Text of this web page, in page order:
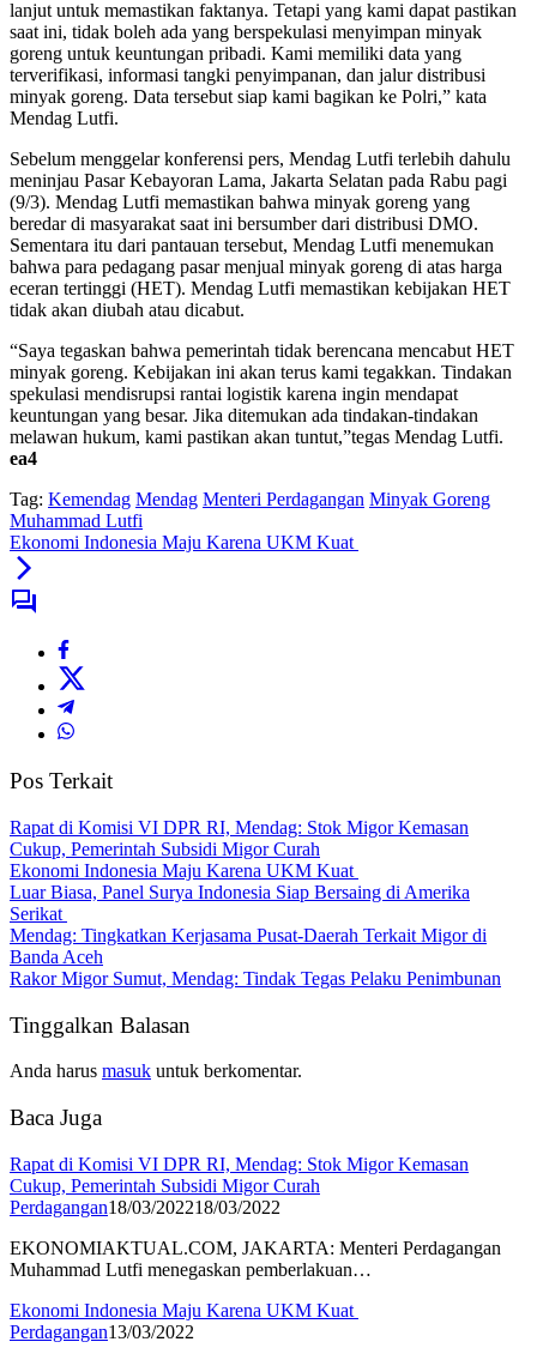
lanjut untuk memastikan faktanya. Tetapi yang kami dapat pastikan
saat ini, tidak boleh ada yang berspekulasi menyimpan minyak
goreng untuk keuntungan pribadi. Kami memiliki data yang
terverifikasi, informasi tangki penyimpanan, dan jalur distribusi
minyak goreng. Data tersebut siap kami bagikan ke Polri,” kata
Mendag Lutfi.
Sebelum menggelar konferensi pers, Mendag Lutfi terlebih dahulu
meninjau Pasar Kebayoran Lama, Jakarta Selatan pada Rabu pagi
(9/3). Mendag Lutfi memastikan bahwa minyak goreng yang
beredar di masyarakat saat ini bersumber dari distribusi DMO.
Sementara itu dari pantauan tersebut, Mendag Lutfi menemukan
bahwa para pedagang pasar menjual minyak goreng di atas harga
eceran tertinggi (HET). Mendag Lutfi memastikan kebijakan HET
tidak akan diubah atau dicabut.
“Saya tegaskan bahwa pemerintah tidak berencana mencabut HET
minyak goreng. Kebijakan ini akan terus kami tegakkan. Tindakan
spekulasi mendisrupsi rantai logistik karena ingin mendapat
keuntungan yang besar. Jika ditemukan ada tindakan-tindakan
melawan hukum, kami pastikan akan tuntut,”tegas Mendag Lutfi.
ea4
Tag: Kemendag Mendag Menteri Perdagangan Minyak Goreng
Muhammad Lutfi
Ekonomi Indonesia Maju Karena UKM Kuat
Pos Terkait
Rapat di Komisi VI DPR RI, Mendag: Stok Migor Kemasan
Cukup, Pemerintah Subsidi Migor Curah
Ekonomi Indonesia Maju Karena UKM Kuat
Luar Biasa, Panel Surya Indonesia Siap Bersaing di Amerika
Serikat
Mendag: Tingkatkan Kerjasama Pusat-Daerah Terkait Migor di
Banda Aceh
Rakor Migor Sumut, Mendag: Tindak Tegas Pelaku Penimbunan
Tinggalkan Balasan
Anda harus masuk untuk berkomentar.
Baca Juga
Rapat di Komisi VI DPR RI, Mendag: Stok Migor Kemasan
Cukup, Pemerintah Subsidi Migor Curah
Perdagangan18/03/202218/03/2022
EKONOMIAKTUAL.COM, JAKARTA: Menteri Perdagangan
Muhammad Lutfi menegaskan pemberlakuan…
Ekonomi Indonesia Maju Karena UKM Kuat
Perdagangan13/03/2022